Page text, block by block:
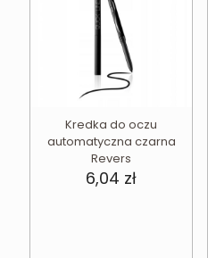
Kredka do oczu
automatyczna czarna
Revers
6,04 zł